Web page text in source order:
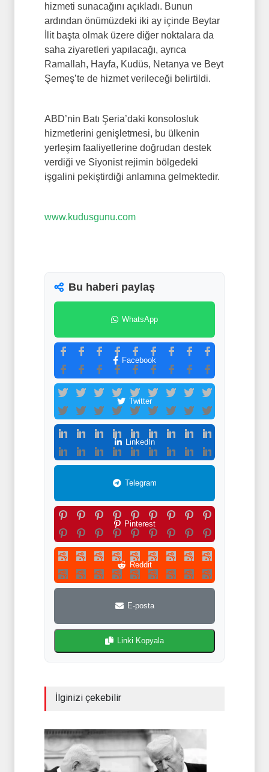
hizmeti sunacağını açıkladı. Bunun
ardından önümüzdeki iki ay içinde Beytar
İlit başta olmak üzere diğer noktalara da
saha ziyaretleri yapılacağı, ayrıca
Ramallah, Hayfa, Kudüs, Netanya ve Beyt
Şemeş’te de hizmet verileceği belirtildi.
ABD’nin Batı Şeria’daki konsolosluk
hizmetlerini genişletmesi, bu ülkenin
yerleşim faaliyetlerine doğrudan destek
verdiği ve Siyonist rejimin bölgedeki
işgalini pekiştirdiği anlamına gelmektedir.
www.kudusgunu.com
Bu haberi paylaş
WhatsApp
Facebook
Twitter
LinkedIn
Telegram
Pinterest
Reddit
E-posta
Linki Kopyala
İlginizi çekebilir